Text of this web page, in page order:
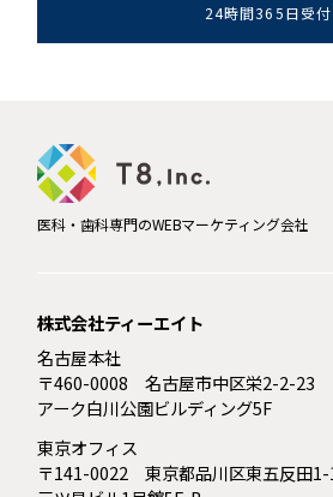
24時間365日受付
医科・歯科専門のWEBマーケティング会社
株式会社ティーエイト
名古屋本社
〒460-0008 名古屋市中区栄2-2-23
アーク白川公園ビルディング5F
東京オフィス
〒141-0022 東京都品川区東五反田